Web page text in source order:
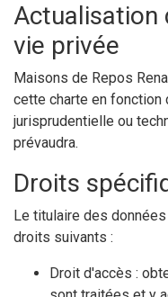
Actualisation
vie privée
Maisons de Repos
cette charte en fonction
jurisprudentielle ou
prévaudra.
Droits
Le titulaire des
droits suivants :
Droit d'accès :